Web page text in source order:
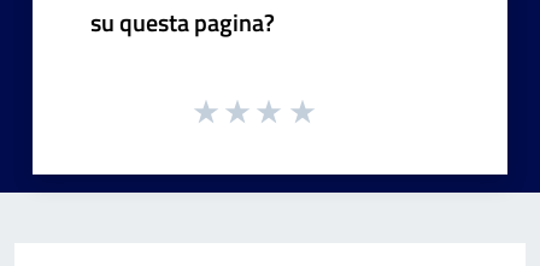
su questa pagina?